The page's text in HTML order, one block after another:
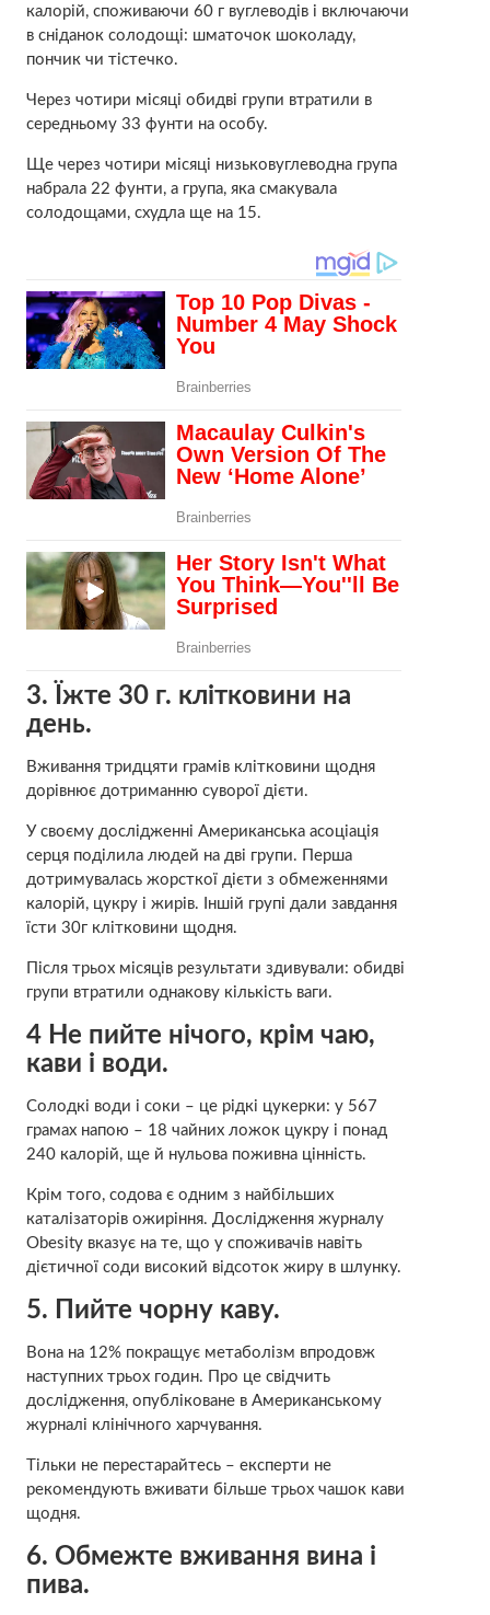
калорій, споживаючи 60 г вуглеводів і включаючи
в сніданок солодощі: шматочок шоколаду,
пончик чи тістечко.
Через чотири місяці обидві групи втратили в
середньому 33 фунти на особу.
Ще через чотири місяці низьковуглеводна група
набрала 22 фунти, а група, яка смакувала
солодощами, схудла ще на 15.
3. Їжте 30 г. клітковини на
день.
Вживання тридцяти грамів клітковини щодня
дорівнює дотриманню суворої дієти.
У своєму дослідженні Американська асоціація
серця поділила людей на дві групи. Перша
дотримувалась жорсткої дієти з обмеженнями
калорій, цукру і жирів. Іншій групі дали завдання
їсти 30г клітковини щодня.
Після трьох місяців результати здивували: обидві
групи втратили однакову кількість ваги.
4 Не пийте нічого, крім чаю,
кави і води.
Солодкі води і соки – це рідкі цукерки: у 567
грамах напою – 18 чайних ложок цукру і понад
240 калорій, ще й нульова поживна цінність.
Крім того, содова є одним з найбільших
каталізаторів ожиріння. Дослідження журналу
Obesity вказує на те, що у споживачів навіть
дієтичної соди високий відсоток жиру в шлунку.
5. Пийте чорну каву.
Вона на 12% покращує метаболізм впродовж
наступних трьох годин. Про це свідчить
дослідження, опубліковане в Американському
журналі клінічного харчування.
Тільки не перестарайтесь – експерти не
рекомендують вживати більше трьох чашок кави
щодня.
6. Обмежте вживання вина і
пива.